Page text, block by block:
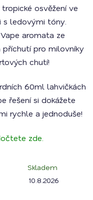
osvěžení ve
s ledovými tóny.
aromata ze
příchutí pro milovníky
chutí!
60ml lahvičkách
řešení si dokážete
rychle a jednoduše!
zde.
Skladem
10.8.2026